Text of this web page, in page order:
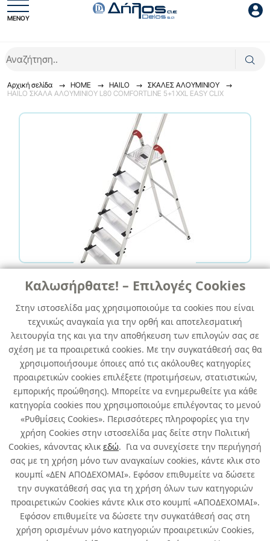
Καλωσήρθατε! – Επιλογές Cookies
Στην ιστοσελίδα μας χρησιμοποιούμε τα cookies που είναι
τεχνικώς αναγκαία για την ορθή και αποτελεσματική
λειτουργία της και για την αποθήκευση των επιλογών σας σε
σχέση με τα προαιρετικά cookies. Με την συγκατάθεσή σας θα
χρησιμοποιήσουμε όποιες από τις ακόλουθες κατηγορίες
προαιρετικών cookies επιλέξετε (προτιμήσεων, στατιστικών,
εμπορικής προώθησης). Μπορείτε να ενημερωθείτε για κάθε
κατηγορία cookies που χρησιμοποιούμε επιλέγοντας το μενού
«Ρυθμίσεις Cookies». Περισσότερες πληροφορίες για την
χρήση Cookies στην ιστοσελίδα μας δείτε στην Πολιτική
Cookies, κάνοντας κλικ εδώ. Για να συνεχίσετε την περιήγησή
σας με τη χρήση μόνο των αναγκαίων cookies, κάντε κλικ στο
κουμπί «ΔΕΝ ΑΠΟΔΕΧΟΜΑΙ». Εφόσον επιθυμείτε να δώσετε
την συγκατάθεσή σας για τη χρήση όλων των κατηγοριών
προαιρετικών Cookies κάντε κλικ στο κουμπί «ΑΠΟΔΕΧΟΜΑΙ».
Εφόσον επιθυμείτε να δώσετε την συγκατάθεσή σας στη
χρήση ορισμένων μόνο κατηγοριών προαιρετικών Cookies,
ΜΕΝΟΥ
Ξέχασες το password;
Αρχική σελίδα HOME HAILO
ΣΚΑΛΕΣ ΑΛΟΥΜΙΝΙΟΥ
HAILO ΣΚΑΛΑ ΑΛΟΥΜΙΝΙΟΥ L80 COMFORTLINE 5+1 XXL EASY CLIX
ΣΚΑΛΕΣ ΑΛΟΥΜΙΝΙΟΥ
HAILO ΣΚΑΛΑ ΑΛΟΥΜΙΝΙΟΥ L80
COMFORTLINE 5+1 XXL EASY CLIX
κωδ. 158816089
1τμχ / συσκευασία
Άμεσα Διαθέσιμο
Σχετικά με εμάς
Χρήσιμα